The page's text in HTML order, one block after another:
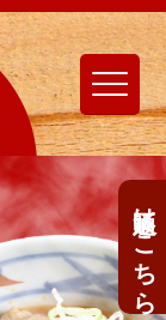
通販はこちら